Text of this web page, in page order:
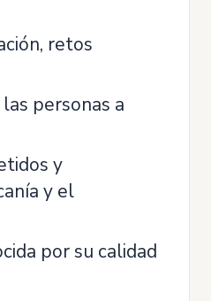
retos
personas a
y
y el
por su calidad